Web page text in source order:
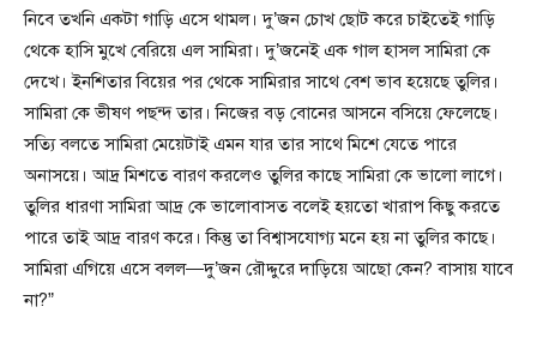
নিবে তখনি একটা গাড়ি এসে থামল। দু’জন চোখ ছোট করে চাইতেই গাড়ি
থেকে হাসি মুখে বেরিয়ে এল সামিরা। দু’জনেই এক গাল হাসল সামিরা কে
দেখে। ইনশিতার বিয়ের পর থেকে সামিরার সাথে বেশ ভাব হয়েছে তুলির।
সামিরা কে ভীষণ পছন্দ তার। নিজের বড় বোনের আসনে বসিয়ে ফেলেছে।
সত্যি বলতে সামিরা মেয়েটাই এমন যার তার সাথে মিশে যেতে পারে
অনাসয়ে। আদ্র মিশতে বারণ করলেও তুলির কাছে সামিরা কে ভালো লাগে।
তুলির ধারণা সামিরা আদ্র কে ভালোবাসত বলেই হয়তো খারাপ কিছু করতে
পারে তাই আদ্র বারণ করে। কিন্তু তা বিশ্বাসযোগ্য মনে হয় না তুলির কাছে।
সামিরা এগিয়ে এসে বলল—দু’জন রৌদ্দুরে দাড়িয়ে আছো কেন? বাসায় যাবে
না?”